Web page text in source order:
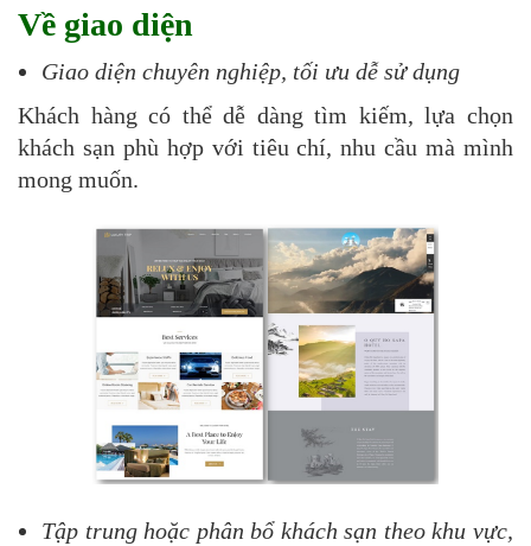
Về giao diện
Giao diện chuyên nghiệp, tối ưu dễ sử dụng
Khách hàng có thể dễ dàng tìm kiếm, lựa chọn
khách sạn phù hợp với tiêu chí, nhu cầu mà mình
mong muốn.
Tập trung hoặc phân bổ khách sạn theo khu vực,